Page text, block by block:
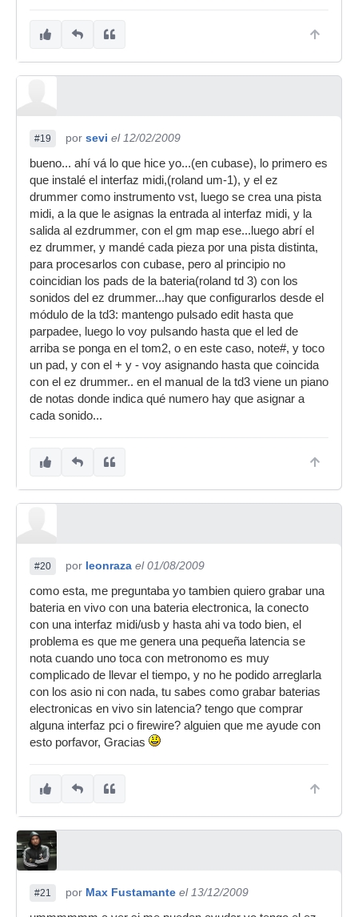
#19 por sevi el 12/02/2009
bueno... ahí vá lo que hice yo...(en cubase), lo primero es
que instalé el interfaz midi,(roland um-1), y el ez
drummer como instrumento vst, luego se crea una pista
midi, a la que le asignas la entrada al interfaz midi, y la
salida al ezdrummer, con el gm map ese...luego abrí el
ez drummer, y mandé cada pieza por una pista distinta,
para procesarlos con cubase, pero al principio no
coincidian los pads de la bateria(roland td 3) con los
sonidos del ez drummer...hay que configurarlos desde el
módulo de la td3: mantengo pulsado edit hasta que
parpadee, luego lo voy pulsando hasta que el led de
arriba se ponga en el tom2, o en este caso, note#, y toco
un pad, y con el + y - voy asignando hasta que coincida
con el ez drummer.. en el manual de la td3 viene un piano
de notas donde indica qué numero hay que asignar a
cada sonido...
#20 por leonraza el 01/08/2009
como esta, me preguntaba yo tambien quiero grabar una
bateria en vivo con una bateria electronica, la conecto
con una interfaz midi/usb y hasta ahi va todo bien, el
problema es que me genera una pequeña latencia se
nota cuando uno toca con metronomo es muy
complicado de llevar el tiempo, y no he podido arreglarla
con los asio ni con nada, tu sabes como grabar baterias
electronicas en vivo sin latencia? tengo que comprar
alguna interfaz pci o firewire? alguien que me ayude con
esto porfavor, Gracias
#21 por Max Fustamante el 13/12/2009